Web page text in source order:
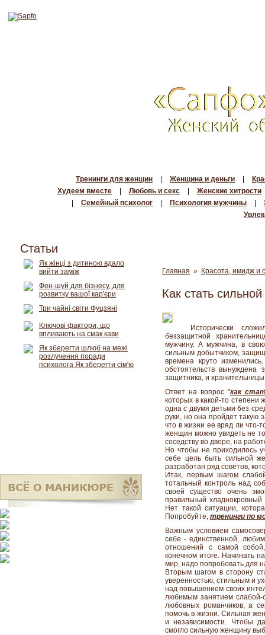
Тренинги для женщин Женщина и деньги
Худеем вместе
Любовь и секс
Женские хитрости
Семейный психолог Психология мужчины
Главная » Красота, имидж и
Как стать
Исторически
беззащитной
мужчину. А мужчина, в
сильным добытчиком,
времена круто
обстоятельств вынуждена
защитника, и хранительницы
Ответ на вопрос "как
которых в какой-то
одна с двумя детьми без
руки, но она пройдет такую
что в жизни ее вряд ли что-
женщин можно увидеть не
соседству во дворе, на
Но чтобы не приходилось
себе цель быть сильной
разработан ряд советов,
Итак, первым шагом
тотальный контроль над
своей существо очень
правильный
Нет такой ситуации,
Попробуйте, тренинги по
Важным условием
себе - единственной,
отношений с самой
конечном итоге. Начинать
мир, надо попробовать для
Вторым шагом в сторону
уверенностью, стильным и
над повышением своих
любимым занятием
любовных романчиков, а
помочь в жизни. Сильная
и независимости. Чтобы
смогло сильную женщину
Статьи
Як жінці з дитиною вдало
вийти заміж
Фен-шуй для бізнесу, для
розвитку вашої кар'єри
Три чайні світи Фуцзяні
Ключові фактори, що
впливають на смак кави
Як зберегти шлюб на межі
розлучення поради
психолога Як зберегти сім'ю